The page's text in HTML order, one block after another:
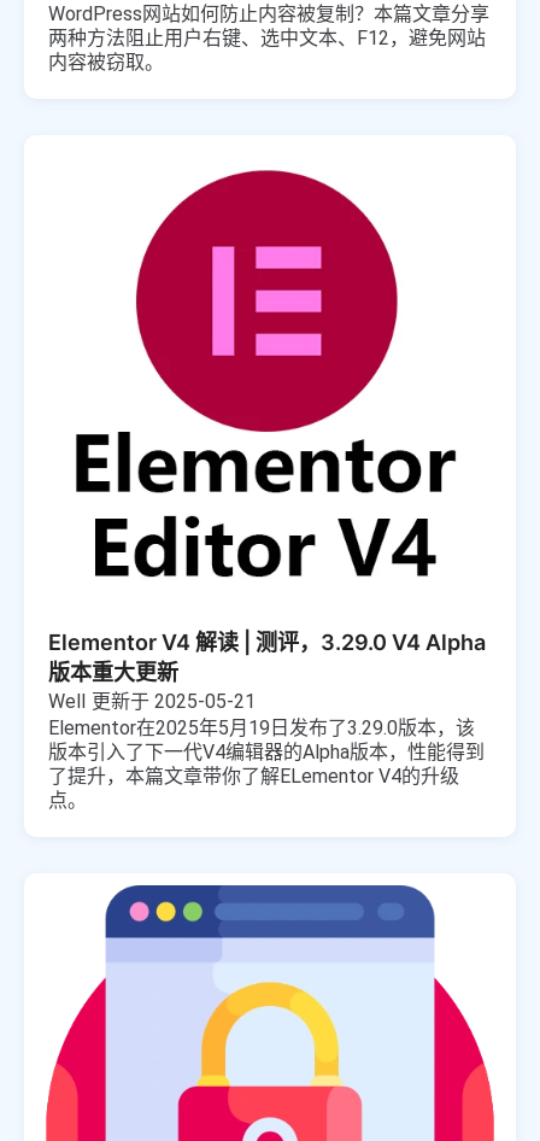
WordPress网站如何防止内容被复制？本篇文章分享
两种方法阻止用户右键、选中文本、F12，避免网站
内容被窃取。
Elementor V4 解读 | 测评，3.29.0 V4 Alpha
版本重大更新
Well 更新于 2025-05-21
Elementor在2025年5月19日发布了3.29.0版本，该
版本引入了下一代V4编辑器的Alpha版本，性能得到
了提升，本篇文章带你了解ELementor V4的升级
点。